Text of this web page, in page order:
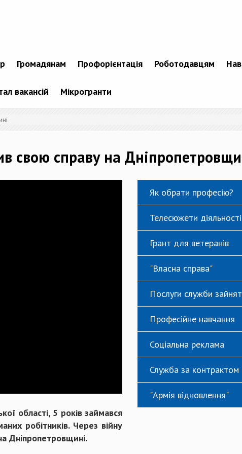
Громадянам Профорієнтація Роботодавцям
вакансій Мікрогранти
свою справу на
області, 5 років займався
робітників. Через війну
Дніпропетровщині.
Як обрати професію?
Телесюжети
Грант для ветеранів
"Власна справа"
Послуги служби
Професійне навчання
Соціальна реклама
Служба за
"Армія відновлення"